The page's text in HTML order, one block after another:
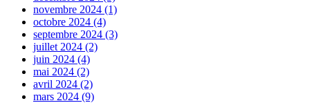
novembre 2024 (1)
octobre 2024 (4)
septembre 2024 (3)
juillet 2024 (2)
juin 2024 (4)
mai 2024 (2)
avril 2024 (2)
mars 2024 (9)